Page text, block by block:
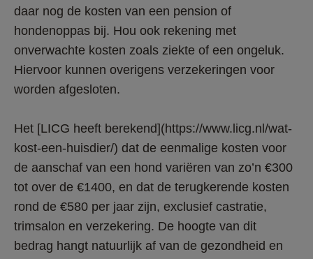
daar nog de kosten van een pension of
hondenoppas bij. Hou ook rekening met
onverwachte kosten zoals ziekte of een ongeluk.
Hiervoor kunnen overigens verzekeringen voor
worden afgesloten.
Het [LICG heeft berekend](https://www.licg.nl/wat-
kost-een-huisdier/) dat de eenmalige kosten voor
de aanschaf van een hond variëren van zo’n €300
tot over de €1400, en dat de terugkerende kosten
rond de €580 per jaar zijn, exclusief castratie,
trimsalon en verzekering. De hoogte van dit
bedrag hangt natuurlijk af van de gezondheid en